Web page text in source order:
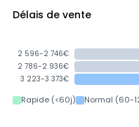
Délais de vente
2 596-2 746€
2 786-2 936€
3 223-3 373€
Rapide (<60j) Normal (60-